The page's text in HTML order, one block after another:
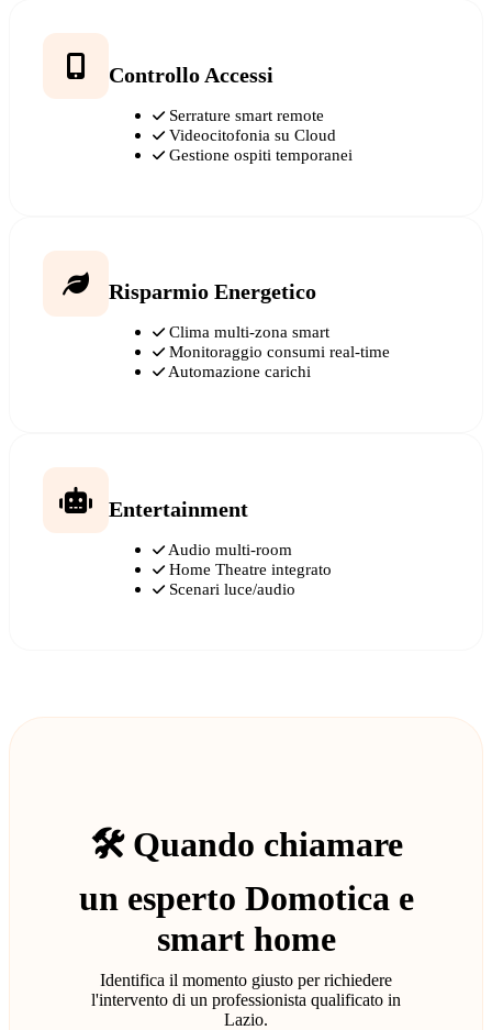
Controllo Accessi
Serrature smart remote
Videocitofonia su Cloud
Gestione ospiti temporanei
Risparmio Energetico
Clima multi-zona smart
Monitoraggio consumi real-time
Automazione carichi
Entertainment
Audio multi-room
Home Theatre integrato
Scenari luce/audio
🛠️ Quando chiamare
un esperto Domotica e
smart home
Identifica il momento giusto per richiedere
l'intervento di un professionista qualificato in
Lazio.